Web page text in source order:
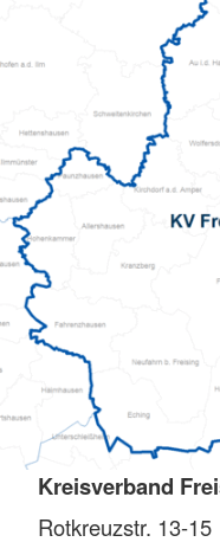
Kreisverband
Rotkreuzstr. 13-15